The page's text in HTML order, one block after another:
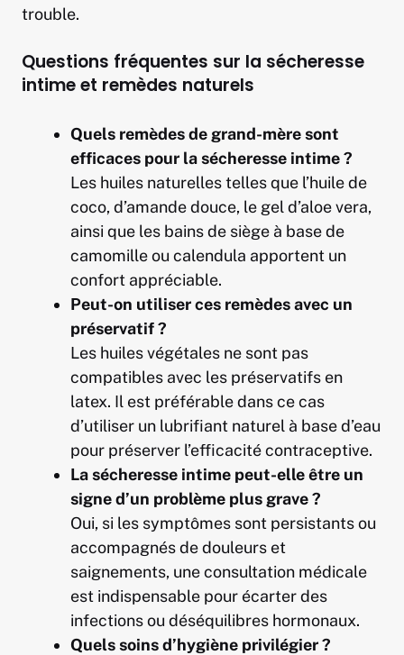
trouble.
Questions fréquentes sur la sécheresse
intime et remèdes naturels
Quels remèdes de grand-mère sont
efficaces pour la sécheresse intime ?
Les huiles naturelles telles que l’huile de
coco, d’amande douce, le gel d’aloe vera,
ainsi que les bains de siège à base de
camomille ou calendula apportent un
confort appréciable.
Peut-on utiliser ces remèdes avec un
préservatif ?
Les huiles végétales ne sont pas
compatibles avec les préservatifs en
latex. Il est préférable dans ce cas
d’utiliser un lubrifiant naturel à base d’eau
pour préserver l’efficacité contraceptive.
La sécheresse intime peut-elle être un
signe d’un problème plus grave ?
Oui, si les symptômes sont persistants ou
accompagnés de douleurs et
saignements, une consultation médicale
est indispensable pour écarter des
infections ou déséquilibres hormonaux.
Quels soins d’hygiène privilégier ?